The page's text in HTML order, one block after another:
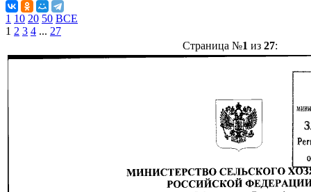
1 10 20 50 ВСЕ
1 2 3 4 ... 27
Страница №1 из 27: